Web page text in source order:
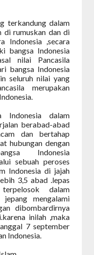
terkandung dalam
di rumuskan dan di
Indonesia ,secara
bangsa Indonesia
nilai Pancasila
bangsa Indonesia
seluruh nilai yang
merupakan
Indonesia dalam
berabad-abad
dan bertahap
hubungan dengan
Indonesia
sebuah peroses
Indonesia di jajah
3,5 abad .lepas
dalam
mengalami
dibombardirnya
inilah ,maka
7 september
Indonesia.